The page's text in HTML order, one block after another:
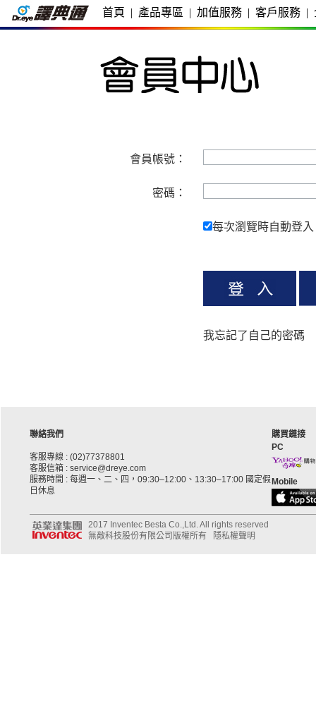
首頁 | 產品專區 | 加值服務 | 客戶服務 |
會員帳號：
密碼：
每次瀏覽時自動登入
我忘記了自己的密碼
聯絡我們
客服專線 : (02)77378801
客服信箱 : service@dreye.com
服務時間 : 每週一、二、四，09:30–12:00、13:30–17:00 國定假
日休息
購買鏈接
PC
Mobile
2017 Inventec Besta Co.,Ltd. All rights reserved
無敵科技股份有限公司版權所有
隱私權聲明